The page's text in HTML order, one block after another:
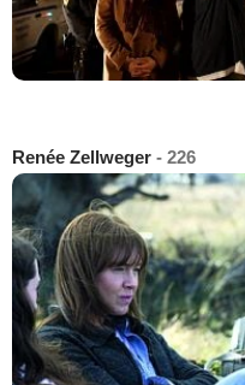
Renée Zellweger - 226